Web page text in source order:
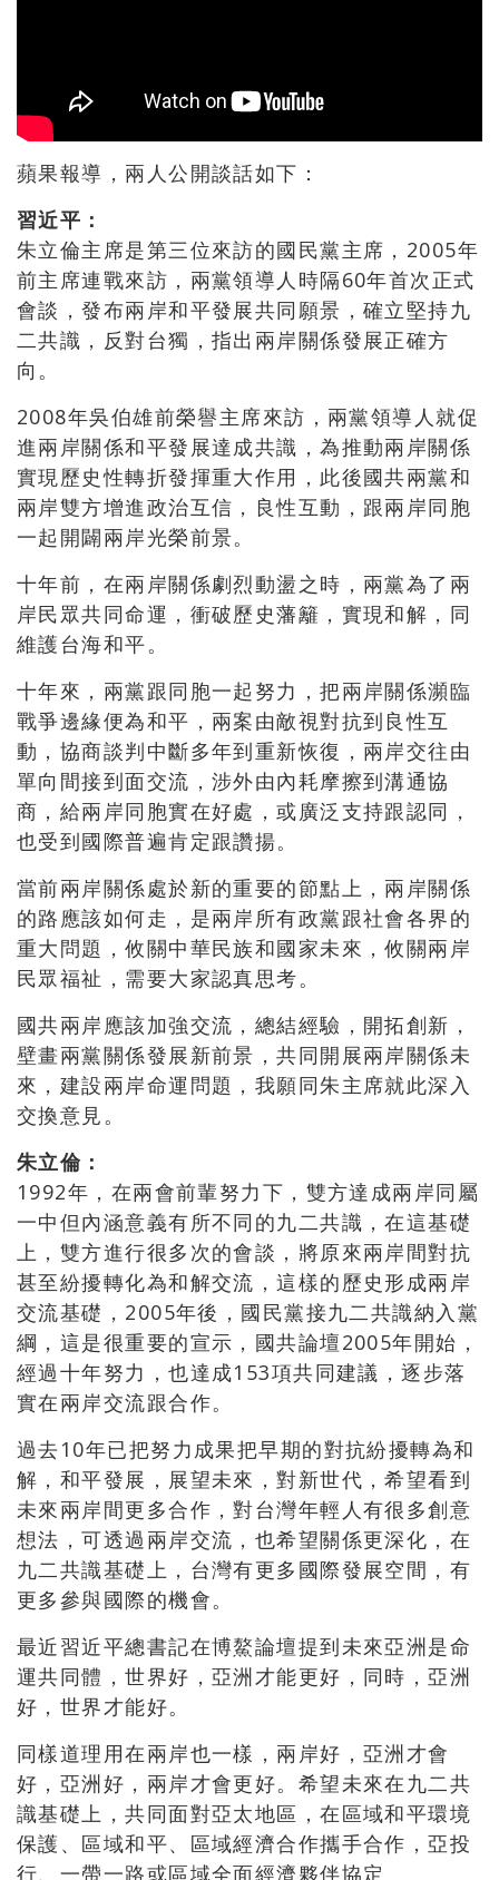
蘋果報導，兩人公開談話如下：
習近平：
朱立倫主席是第三位來訪的國民黨主席，2005年
前主席連戰來訪，兩黨領導人時隔60年首次正式
會談，發布兩岸和平發展共同願景，確立堅持九
二共識，反對台獨，指出兩岸關係發展正確方
向。
2008年吳伯雄前榮譽主席來訪，兩黨領導人就促
進兩岸關係和平發展達成共識，為推動兩岸關係
實現歷史性轉折發揮重大作用，此後國共兩黨和
兩岸雙方增進政治互信，良性互動，跟兩岸同胞
一起開闢兩岸光榮前景。
十年前，在兩岸關係劇烈動盪之時，兩黨為了兩
岸民眾共同命運，衝破歷史藩籬，實現和解，同
維護台海和平。
十年來，兩黨跟同胞一起努力，把兩岸關係瀕臨
戰爭邊緣便為和平，兩案由敵視對抗到良性互
動，協商談判中斷多年到重新恢復，兩岸交往由
單向間接到面交流，涉外由內耗摩擦到溝通協
商，給兩岸同胞實在好處，或廣泛支持跟認同，
也受到國際普遍肯定跟讚揚。
當前兩岸關係處於新的重要的節點上，兩岸關係
的路應該如何走，是兩岸所有政黨跟社會各界的
重大問題，攸關中華民族和國家未來，攸關兩岸
民眾福祉，需要大家認真思考。
國共兩岸應該加強交流，總結經驗，開拓創新，
壁畫兩黨關係發展新前景，共同開展兩岸關係未
來，建設兩岸命運問題，我願同朱主席就此深入
交換意見。
朱立倫：
1992年，在兩會前輩努力下，雙方達成兩岸同屬
一中但內涵意義有所不同的九二共識，在這基礎
上，雙方進行很多次的會談，將原來兩岸間對抗
甚至紛擾轉化為和解交流，這樣的歷史形成兩岸
交流基礎，2005年後，國民黨接九二共識納入黨
綱，這是很重要的宣示，國共論壇2005年開始，
經過十年努力，也達成153項共同建議，逐步落
實在兩岸交流跟合作。
過去10年已把努力成果把早期的對抗紛擾轉為和
解，和平發展，展望未來，對新世代，希望看到
未來兩岸間更多合作，對台灣年輕人有很多創意
想法，可透過兩岸交流，也希望關係更深化，在
九二共識基礎上，台灣有更多國際發展空間，有
更多參與國際的機會。
最近習近平總書記在博鰲論壇提到未來亞洲是命
運共同體，世界好，亞洲才能更好，同時，亞洲
好，世界才能好。
同樣道理用在兩岸也一樣，兩岸好，亞洲才會
好，亞洲好，兩岸才會更好。希望未來在九二共
識基礎上，共同面對亞太地區，在區域和平環境
保護、區域和平、區域經濟合作攜手合作，亞投
行、一帶一路或區域全面經濟夥伴協定